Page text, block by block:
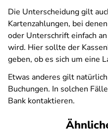
Die Unterscheidung gilt
Kartenzahlungen, bei
oder Unterschrift einfach
wird. Hier sollte der
geben, ob es sich um eine
Etwas anderes gilt
Buchungen. In solchen
Bank kontaktieren.